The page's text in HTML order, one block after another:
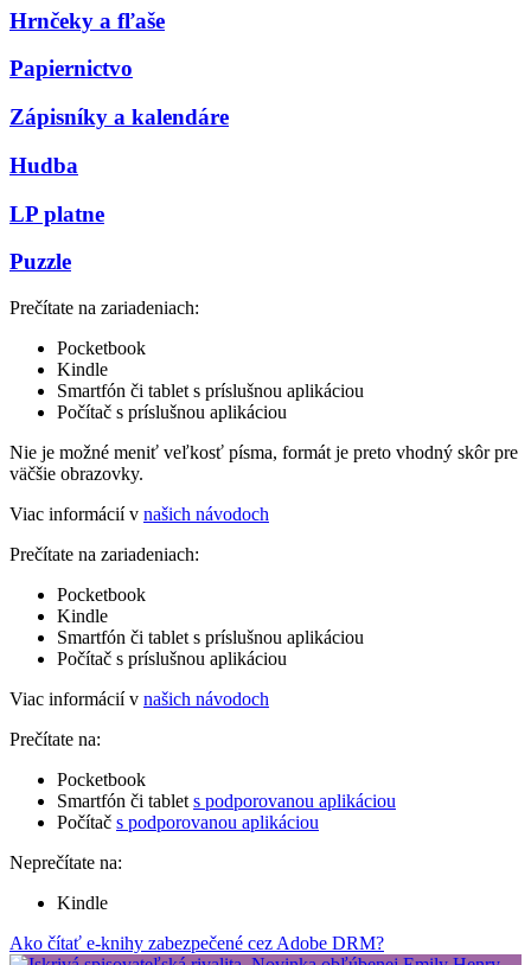
Hrnčeky a fľaše
Papiernictvo
Zápisníky a kalendáre
Hudba
LP platne
Puzzle
Prečítate na zariadeniach:
Pocketbook
Kindle
Smartfón či tablet s príslušnou aplikáciou
Počítač s príslušnou aplikáciou
Nie je možné meniť veľkosť písma, formát je preto vhodný skôr pre
väčšie obrazovky.
Viac informácií v našich návodoch
Prečítate na zariadeniach:
Pocketbook
Kindle
Smartfón či tablet s príslušnou aplikáciou
Počítač s príslušnou aplikáciou
Viac informácií v našich návodoch
Prečítate na:
Pocketbook
Smartfón či tablet s podporovanou aplikáciou
Počítač s podporovanou aplikáciou
Neprečítate na:
Kindle
Ako čítať e-knihy zabezpečené cez Adobe DRM?